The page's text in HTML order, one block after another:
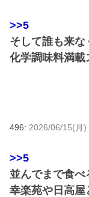
>>5
そして誰も来な
化学調味料満載
496: 2026/06/15(月
>>5
並んでまで食
幸楽苑や日高